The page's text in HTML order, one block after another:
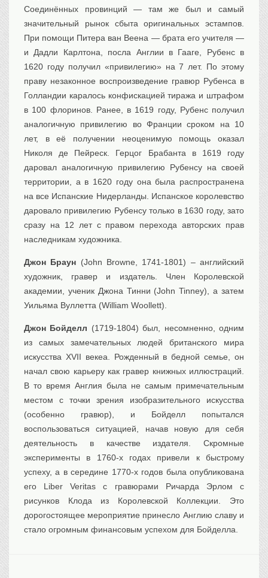
Соединённых провинций — там же был и самый
значительный рынок сбыта оригинальных эстампов.
При помощи Питера ван Веена — брата его учителя —
и Дадли Карлтона, посла Англии в Гааге, Рубенс в
1620 году получил «привилегию» на 7 лет. По этому
праву незаконное воспроизведение гравюр Рубенса в
Голландии каралось конфискацией тиража и штрафом
в 100 флоринов. Ранее, в 1619 году, Рубенс получил
аналогичную привилегию во Франции сроком на 10
лет, в её получении неоценимую помощь оказал
Николя де Пейреск. Герцог Брабанта в 1619 году
даровал аналогичную привилегию Рубенсу на своей
территории, а в 1620 году она была распространена
на все Испанские Нидерланды. Испанское королевство
даровало привилегию Рубенсу только в 1630 году, зато
сразу на 12 лет с правом перехода авторских прав
наследникам художника.
Джон Браун (John Browne, 1741-1801) – английский
художник, гравер и издатель. Член Королевской
академии, ученик Джона Тинни (John Tinney), а затем
Уильяма Вуллетта (William Woollett).
Джон Бойделл (1719-1804) был, несомненно, одним
из самых замечательных людей британского мира
искусства XVII векеa. Рожденный в бедной семье, он
начал свою карьеру как гравер книжных иллюстраций.
В то время Англия была не самым примечательным
местом с точки зрения изобразительного искусства
(особенно гравюр), и Бойделл попытался
воспользоваться ситуацией, начав новую для себя
деятельность в качестве издателя. Скромные
эксперименты в 1760-х годах привели к быстрому
успеху, а в середине 1770-х годов была опубликована
его Liber Veritas с гравюрами Ричарда Эрлом с
рисунков Клода из Королевской Коллекции. Это
дорогостоящее мероприятие принесло Англию славу и
стало огромным финансовым успехом для Бойделла.